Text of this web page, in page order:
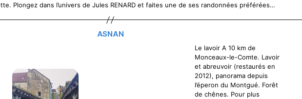
Plongez dans l’univers de Jules RENARD et faites une de ses randonnées préférées…
ASNAN
Le lavoir A 10 km de
Monceaux-le-Comte. Lavoir
et abreuvoir (restaurés en
2012), panorama depuis
l’éperon du Montgué. Forêt
de chênes. Pour plus